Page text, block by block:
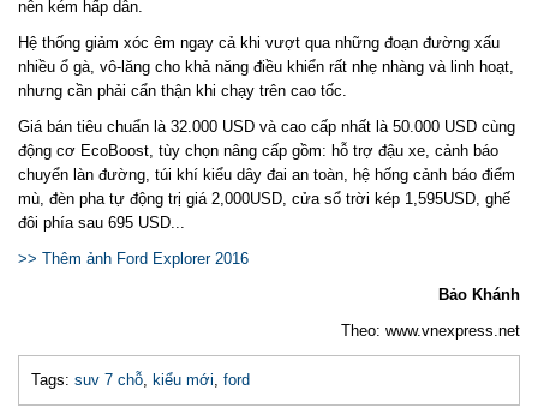
nên kém hấp dẫn.
Hệ thống giảm xóc êm ngay cả khi vượt qua những đoạn đường xấu
nhiều ổ gà, vô-lăng cho khả năng điều khiển rất nhẹ nhàng và linh hoạt,
nhưng cần phải cẩn thận khi chạy trên cao tốc.
Giá bán tiêu chuẩn là 32.000 USD và cao cấp nhất là 50.000 USD cùng
động cơ EcoBoost, tùy chọn nâng cấp gồm: hỗ trợ đậu xe, cảnh báo
chuyển làn đường, túi khí kiểu dây đai an toàn, hệ hống cảnh báo điểm
mù, đèn pha tự động trị giá 2,000USD, cửa sổ trời kép 1,595USD, ghế
đôi phía sau 695 USD...
>> Thêm ảnh Ford Explorer 2016
Bảo Khánh
Theo: www.vnexpress.net
Tags: suv 7 chỗ, kiểu mới, ford